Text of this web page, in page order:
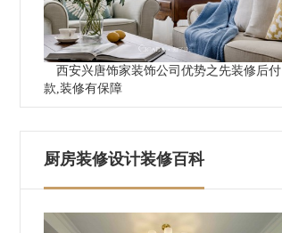
西安兴唐饰家装饰公司优势之先装修后付
款,装修有保障
厨房装修设计装修百科